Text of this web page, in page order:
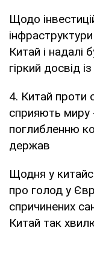
Щодо
Китай і
гіркий досвід
4. Китай проти
сприяють миру
поглибленню
держав
Щодня у
про голод у
спричинених
Китай так